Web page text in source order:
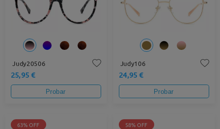
Judy20506
25,95 €
Probar
Judy106
24,95 €
Probar
63% OFF 58% OFF